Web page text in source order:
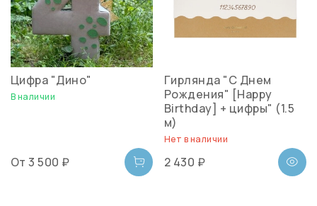
Цифра "Дино"
В наличии
От 3 500 ₽
Гирлянда "С Днем
Рождения" [Happy
Birthday] + цифры" (1.5
м)
Нет в наличии
2 430 ₽